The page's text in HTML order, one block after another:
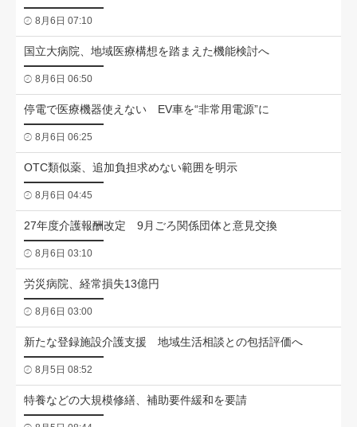
8月6日 07:10
国立大病院、地域医療構想を踏まえた機能検討へ
8月6日 06:50
停電で医療機器使えない EV車を“非常用電源”に
8月6日 06:25
OTC類似薬、追加負担求めない範囲を明示
8月6日 04:45
27年度介護報酬改定 9月ごろ関係団体と意見交換
8月6日 03:10
労災病院、経常損失13億円
8月6日 03:00
新たな登録施設介護支援 地域生活相談との包括評価へ
8月5日 08:52
特養などの大規模修繕、補助要件緩和を要請